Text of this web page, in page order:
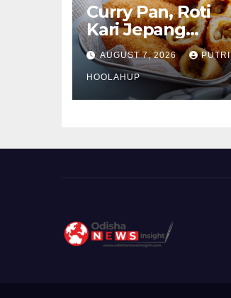
Curry Pan, Roti
Kari Jepang
Renyah dengan
Isian Gurih
Menggoda
AUGUST 7, 2026 PUTRI
HOOLAHUP